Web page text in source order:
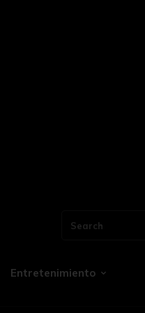
Search
Entretenimiento